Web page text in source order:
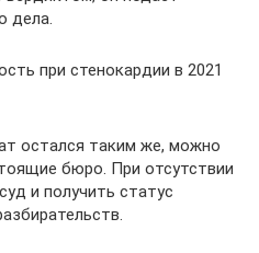
дела.
при стенокардии в 2021
остался таким же, можно
бюро. При отсутствии
и получить статус